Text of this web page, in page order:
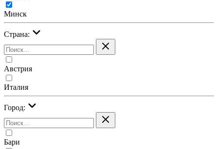
Минск
Страна:
Австрия
Италия
Город:
Бари